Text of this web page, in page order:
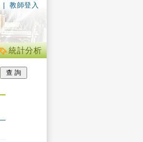
| 教師登入
統計分析